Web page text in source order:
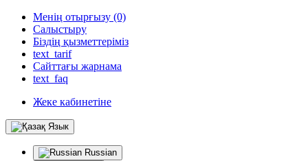
Менің отырғызу (0)
Салыстыру
Біздің қызметтеріміз
text_tarif
Сайттағы жарнама
text_faq
Жеке кабинетіне
Язык
Russian